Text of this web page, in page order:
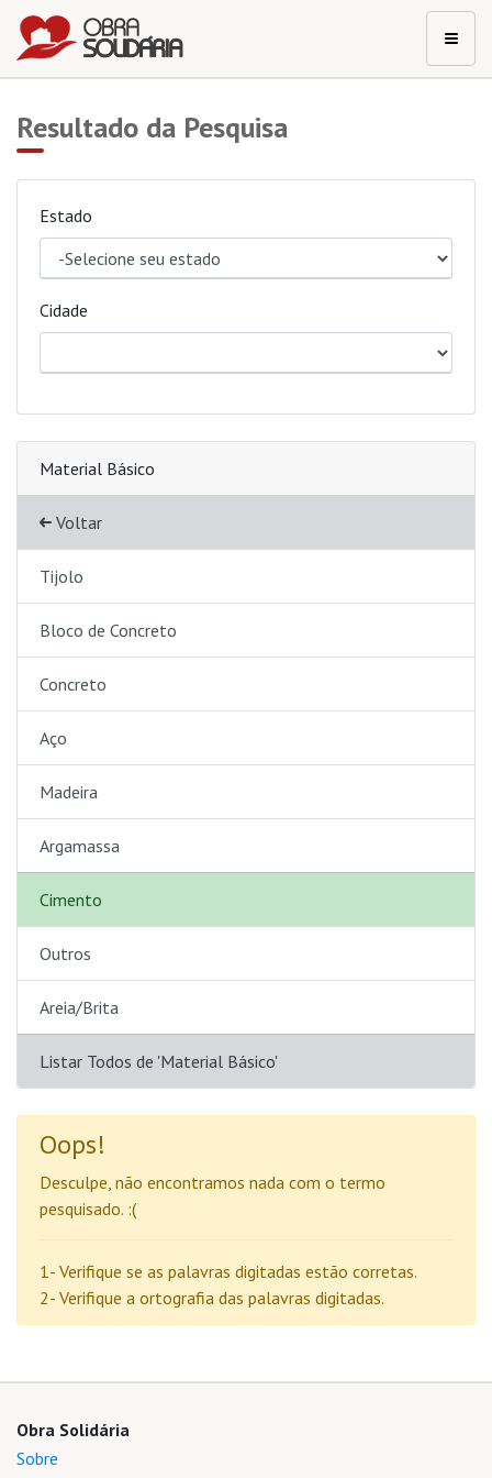
Resultado da Pesquisa
Estado
Cidade
Material Básico
Voltar
Tijolo
Bloco de Concreto
Concreto
Aço
Madeira
Argamassa
Cimento
Outros
Areia/Brita
Listar Todos de 'Material Básico'
Oops!
Desculpe, não encontramos nada com o termo
pesquisado. :(
1- Verifique se as palavras digitadas estão corretas.
2- Verifique a ortografia das palavras digitadas.
Obra Solidária
Sobre